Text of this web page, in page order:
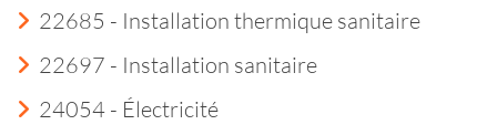
22685 - Installation thermique sanitaire
22697 - Installation sanitaire
24054 - Électricité